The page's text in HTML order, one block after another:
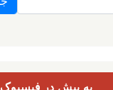
به پیش در فیسبوک